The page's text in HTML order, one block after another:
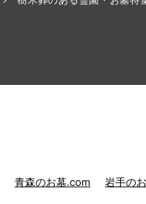
青森のお墓.com 岩手の